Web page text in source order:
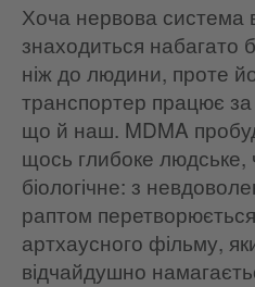
Хоча нервова система
знаходиться набагато
ніж до людини, проте
транспортер працює
що й наш. MDMA
щось глибоке
біологічне: з
раптом
артхаусного фільму,
відчайдушно